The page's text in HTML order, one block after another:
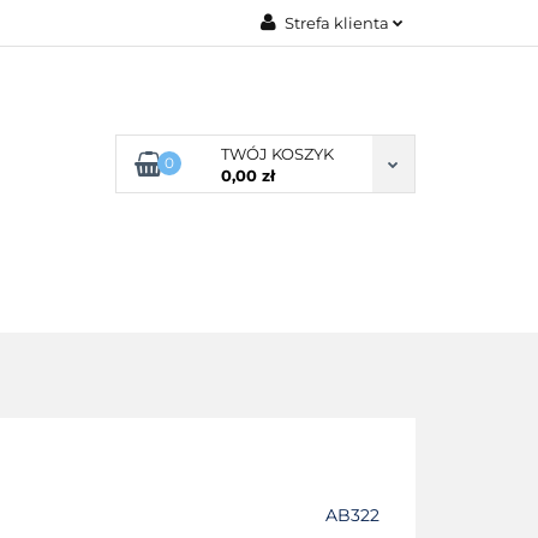
Strefa klienta
Dodaj zgłoszenie
0
TWÓJ KOSZYK
0,00 zł
AB322